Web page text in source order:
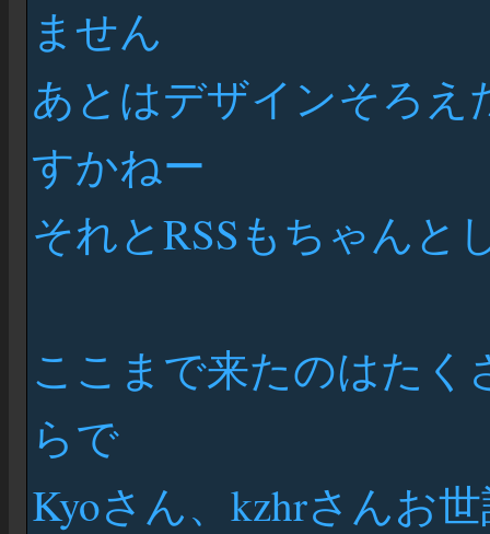
ません
あとはデザインそろえ
すかねー
それとRSSもちゃんと
ここまで来たのはた
らで
Kyoさん、kzhrさんお